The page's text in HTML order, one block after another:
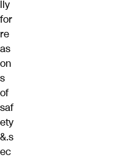
lly
for
re
as
on
s
of
saf
ety
&.s
ec